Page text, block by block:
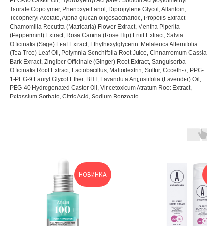
Taurate Copolymer, Phenoxyethanol, Dipropylene Glycol, Allantoin,
Tocopheryl Acetate, Alpha-glucan oligosaccharide, Propolis Extract,
Chamomilla Recutita (Matricaria) Flower Extract, Mentha Piperita
(Peppermint) Extract, Rosa Canina (Rose Hip) Fruit Extract, Salvia
Officinalis (Sage) Leaf Extract, Ethylhexylglycerin, Melaleuca Alternifolia
(Tea Tree) Leaf Oil, Polymnia Sonchifolia Root Juice, Cinnamomum Cassia
Bark Extract, Zingiber Officinale (Ginger) Root Extract, Sanguisorba
Officinalis Root Extract, Lactobacillus, Maltodextrin, Sulfur, Coceth-7, PPG-
1-PEG-9 Lauryl Glycol Ether, BHT, Lavandula Angustifolia (Lavender) Oil,
PEG-40 Hydrogenated Castor Oil, Vincetoxicum Atratum Root Extract,
Potassium Sorbate, Citric Acid, Sodium Benzoate
НОВИНКА